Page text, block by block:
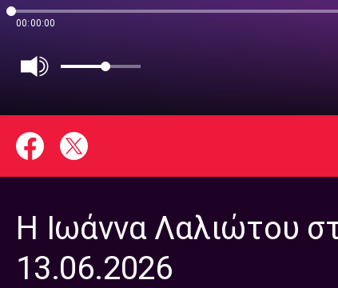
00:00:00
Η Ιωάννα Λαλιώτου
13.06.2026